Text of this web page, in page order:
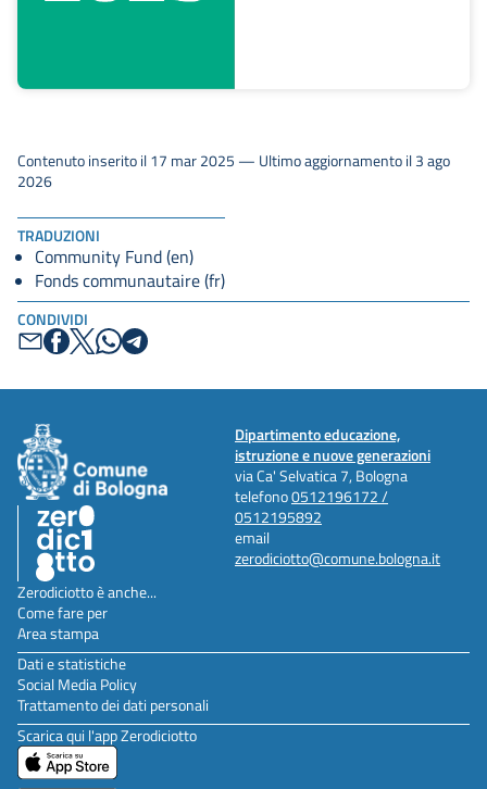
TRADUZIONI
Community Fund (en)
Fonds communautaire (fr)
CONDIVIDI
Contenuto inserito il 17 mar 2025 — Ultimo aggiornamento il 3 ago
2026
Dipartimento educazione,
istruzione e nuove generazioni
via Ca' Selvatica 7, Bologna
telefono0512196172 /
0512195892
email
zerodiciotto@comune.bologna.it
Zerodiciotto è anche...
Come fare per
Area stampa
Dati e statistiche
Social Media Policy
Trattamento dei dati personali
Scarica qui l'app Zerodiciotto